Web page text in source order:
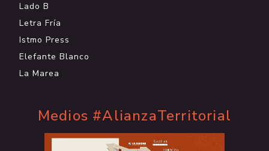
Lado B
Letra Fría
Istmo Press
Elefante Blanco
La Marea
Medios #AlianzaTerritorial